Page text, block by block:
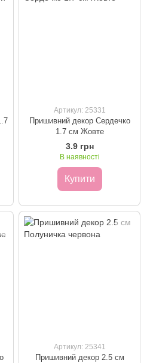
Артикул: 25331
Пришивний декор Сердечко
1.7 см Жовте
3.9 грн
В наявності
Купити
Артикул: 25341
Пришивний декор 2.5 см